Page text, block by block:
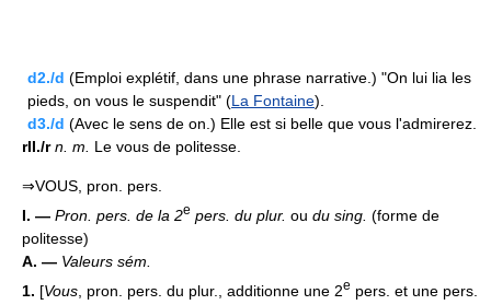
d2./d (Emploi explétif, dans une phrase narrative.) "On lui lia les
pieds, on vous le suspendit" (La Fontaine).
d3./d (Avec le sens de on.) Elle est si belle que vous l'admirerez.
rII./r n. m. Le vous de politesse.
⇒VOUS, pron. pers.
I. — Pron. pers. de la 2e pers. du plur. ou du sing. (forme de
politesse)
A. — Valeurs sém.
1. [Vous , pron. pers. du plur., additionne une 2e pers. et une pers.